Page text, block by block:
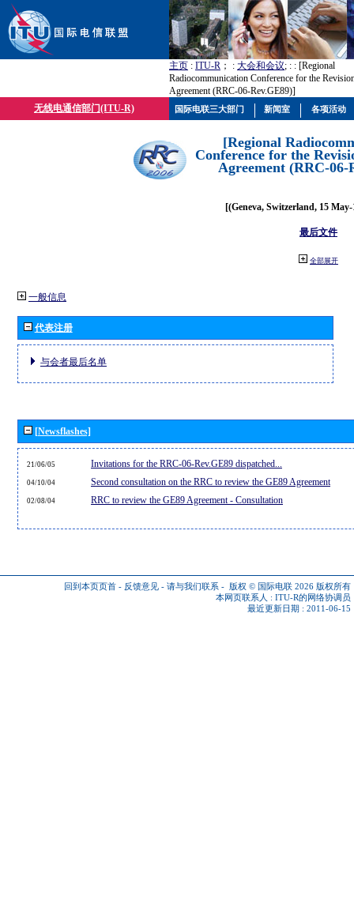
主页 : ITU-R ； : 大会和会议; : : [Regional
Radiocommunication Conference for the
Agreement (RRC-06-Rev.GE89)]
无线电通信部门(ITU-R)
[Regional
Conference for the
Agreement (RRC-06-
[(Geneva, Switzerland, 15
最后文件
全部展开
一般信息
代表注册
与会者最后名单
[Newsflashes]
21/06/05 Invitations for the RRC-06-Rev.GE89 dispatched...
04/10/04 Second consultation on the RRC to review the GE89 Agreement
02/08/04 RRC to review the GE89 Agreement - Consultation
回到本页页首 - 反馈意见 - 请与我们联系 - 版权 © 国际电联 2026 版权所有
本网页联系人 : ITU-R的网络协调员
最近更新日期 : 2011-06-15
国际电联三大部门 新闻室 各项活动